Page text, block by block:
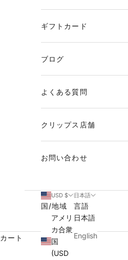
ギフトカード
ブログ
よくある質問
クリップス店舗
お問い合わせ
USD $
国/地域
アメリ
カ合衆
国
(USD
日本語
言語
日本語
English
カート